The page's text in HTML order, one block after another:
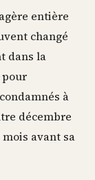
entière
changé
dans la
pour
à
décembre
mois avant sa